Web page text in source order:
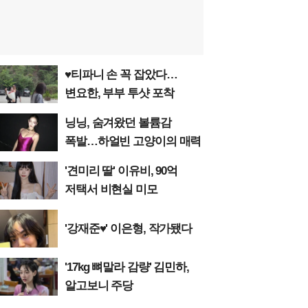
♥티파니 손 꼭 잡았다…
변요한, 부부 투샷 포착
닝닝, 숨겨왔던 볼륨감
폭발…하얼빈 고양이의 매력
'견미리 딸' 이유비, 90억
저택서 비현실 미모
'강재준♥' 이은형, 작가됐다
'17kg 뼈말라 감량' 김민하,
알고보니 주당